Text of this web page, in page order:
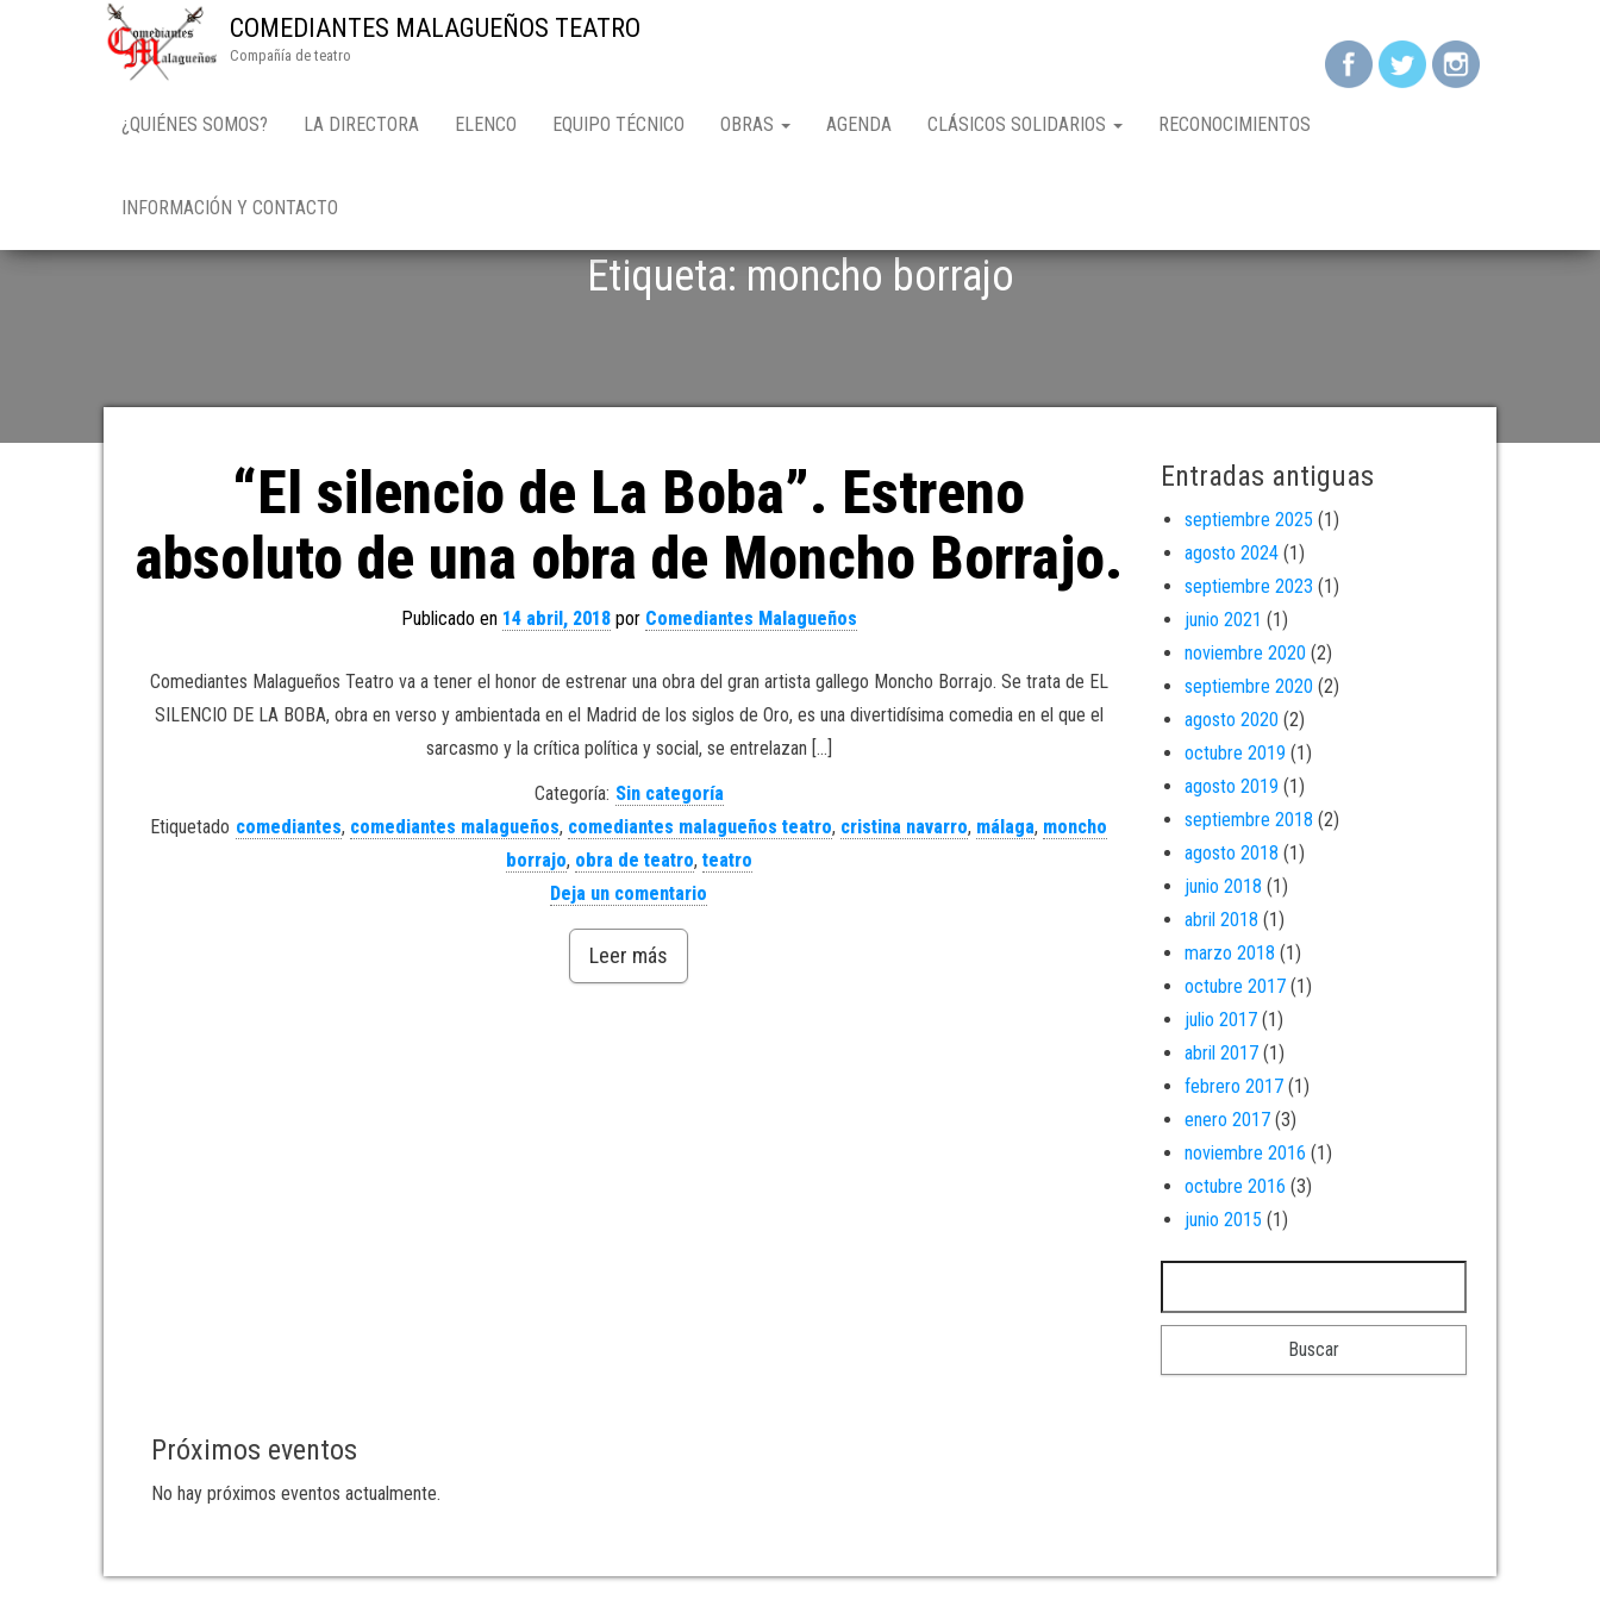
COMEDIANTES MALAGUEÑOS TEATRO
Compañía de teatro
¿QUIÉNES SOMOS? LA DIRECTORA ELENCO EQUIPO TÉCNICO OBRAS AGENDA CLÁSICOS SOLIDARIOS RECONOCIMIENTOS
INFORMACIÓN Y CONTACTO
Etiqueta: moncho borrajo
“El silencio de La Boba”. Estreno
absoluto de una obra de Moncho Borrajo.
Publicado en 14 abril, 2018por Comediantes Malagueños
Comediantes Malagueños Teatro va a tener el honor de estrenar una obra del gran artista gallego Moncho Borrajo. Se trata de EL
SILENCIO DE LA BOBA, obra en verso y ambientada en el Madrid de los siglos de Oro, es una divertidísima comedia en el que el
sarcasmo y la crítica política y social, se entrelazan […]
Categoría: Sin categoría
Etiquetado comediantes, comediantes malagueños, comediantes malagueños teatro, cristina navarro, málaga, moncho
borrajo, obra de teatro, teatro
Deja un comentario
Leer más
Entradas antiguas
septiembre 2025 (1)
agosto 2024(1)
septiembre 2023 (1)
junio 2021 (1)
noviembre 2020 (2)
septiembre 2020 (2)
agosto 2020 (2)
octubre 2019 (1)
agosto 2019 (1)
septiembre 2018 (2)
agosto 2018 (1)
junio 2018 (1)
abril 2018 (1)
marzo 2018 (1)
octubre 2017(1)
julio 2017(1)
abril 2017(1)
febrero 2017(1)
enero 2017(3)
noviembre 2016 (1)
octubre 2016 (3)
junio 2015 (1)
Próximos eventos
No hay próximos eventos actualmente.